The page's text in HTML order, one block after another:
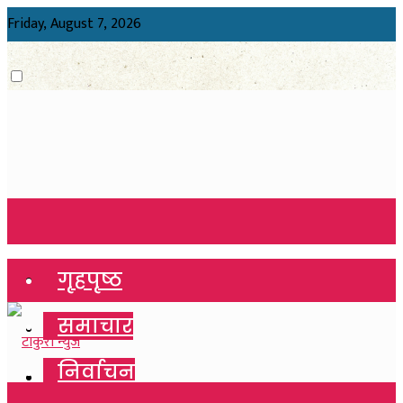
Friday, August 7, 2026
गृहपृष्ठ
समाचार
निर्वाचन
गृहपृष्ठ
समाचार
निर्वाचन